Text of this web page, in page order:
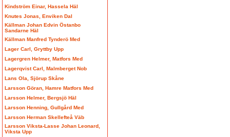
Kindström Einar, Hassela Häl
Knutes Jonas, Enviken Dal
Källman Johan Edvin Östanbo
Sandarne Häl
Källman Manfred Tynderö Med
Lager Carl, Gryttby Upp
Lagergren Helmer, Matfors Med
Lagerqvist Carl, Malmberget Nob
Lans Ola, Sjörup Skåne
Larsson Göran, Hamre Matfors Med
Larsson Helmer, Bergsjö Häl
Larsson Henning, Gullgård Med
Larsson Herman Skellefteå Väb
Larsson Viksta-Lasse Johan Leonard,
Viksta Upp